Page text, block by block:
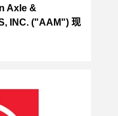
Axle &
INC. ("AAM") 现